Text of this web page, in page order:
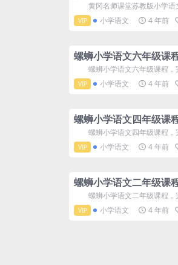
黄冈名师课堂苏教版小学语
VIP 小学语文 4 年前
螺蛳小学语文六年级课
螺蛳小学语文六年级课程，
VIP 小学语文 4 年前
螺蛳小学语文四年级课
螺蛳小学语文四年级课程，
VIP 小学语文 4 年前
螺蛳小学语文二年级课
螺蛳小学语文二年级课程，
VIP 小学语文 4 年前